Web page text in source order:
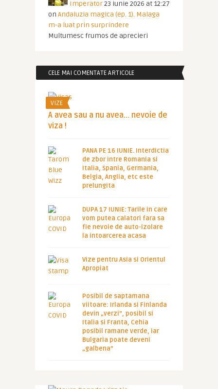
Imperator23 iunie 2026 at 12:27
on Andaluzia magica (ep. 1). Malaga
m-a luat prin surprindere
Multumesc frumos de aprecieri
CELE MAI COMENTATE ARTICOLE
VIZE
A avea sau a nu avea… nevoie de
viza !
PANA PE 16 IUNIE. Interdictia
de zbor intre Romania si
Italia, Spania, Germania,
Belgia, Anglia, etc este
prelungita
DUPA 17 IUNIE: Tarile in care
vom putea calatori fara sa
fie nevoie de auto-izolare
la intoarcerea acasa
Vize pentru Asia si Orientul
Apropiat
Posibil de saptamana
viitoare: Irlanda si Finlanda
devin „verzi”, posibil si
Italia si Franta, Cehia
posibil ramane verde, iar
Bulgaria poate deveni
„galbena”